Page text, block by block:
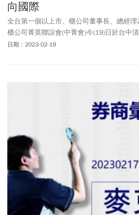
向國際
全台第一個以上市、櫃公司董事長、總經
櫃公司菁英聯誼會(中菁會)今(19)日於台中
29屆會長交接典禮，台數科董事長廖紫岑接
日期：2023-02-19